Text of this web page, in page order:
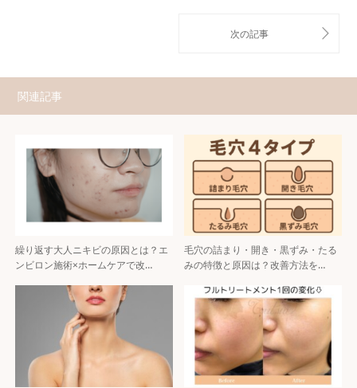
関連記事
繰り返す大人ニキビの原因とは？エ
ンビロン施術×ホームケアで改…
毛穴の詰まり・開き・黒ずみ・たる
みの特徴と原因は？改善方法を…